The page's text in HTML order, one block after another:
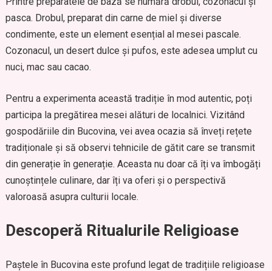
pasca. Drobul, preparat din carne de miel și diverse
condimente, este un element esențial al mesei pascale.
Cozonacul, un desert dulce și pufos, este adesea umplut cu
nuci, mac sau cacao.
Pentru a experimenta această tradiție în mod autentic, poți
participa la pregătirea mesei alături de localnici. Vizitând
gospodăriile din Bucovina, vei avea ocazia să înveți rețete
tradiționale și să observi tehnicile de gătit care se transmit
din generație în generație. Aceasta nu doar că îți va îmbogăți
cunoștințele culinare, dar îți va oferi și o perspectivă
valoroasă asupra culturii locale.
Descoperă Ritualurile Religioase
Paștele în Bucovina este profund legat de tradițiile religioase